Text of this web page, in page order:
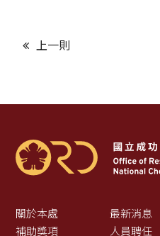
上一則
關於本處 最新消息
補助獎項
人員聘任